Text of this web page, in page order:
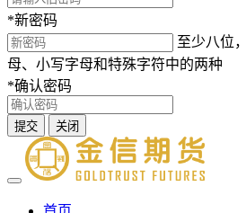
*新密码
至少八位
母、小写字母和特殊字符中的两种
*确认密码
提交 关闭